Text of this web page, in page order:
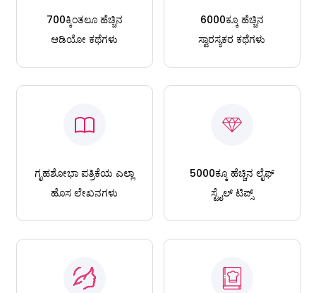
700ಕ್ಕಿಂತಲೂ ಹೆಚ್ಚಿನ
ಆಡಿಯೋ ಕಥೆಗಳು
6000ಕ್ಕೂ ಹೆಚ್ಚಿನ
ಸ್ವಾರಸ್ಯಕರ ಕಥೆಗಳು
ಗೃಹಶೋಭಾ ಪತ್ರಿಕೆಯ ಎಲ್ಲಾ
ಹೊಸ ಲೇಖನಗಳು
5000ಕ್ಕೂ ಹೆಚ್ಚಿನ ಲೈಫ್
ಸ್ಟೈಲ್ ಟಿಪ್ಸ್